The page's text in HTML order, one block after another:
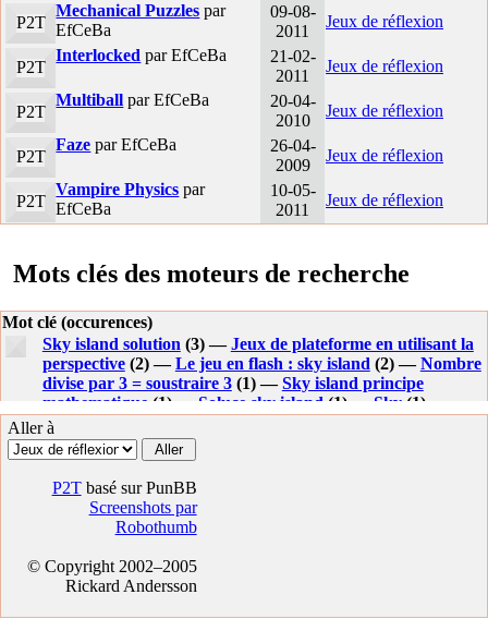
P2T
Mechanical Puzzles par
EfCeBa
09-08-
2011
Jeux de réflexion
P2T
Interlocked par EfCeBa
21-02-
2011
Jeux de réflexion
P2T
Multiball par EfCeBa
20-04-
2010
Jeux de réflexion
P2T
Faze par EfCeBa
26-04-
2009
Jeux de réflexion
P2T
Vampire Physics par
EfCeBa
10-05-
2011
Jeux de réflexion
Mots clés des moteurs de recherche
Mot clé (occurences)
Sky island solution (3) —Jeux de plateforme en utilisant la
perspective(2) —Le jeu en flash : sky island (2) —Nombre
divise par 3 = soustraire 3(1) —Sky island principe
mathematique (1) — Soluce sky island (1) — Sky(1) —
Aller à
P2Tbasé sur PunBB
Screenshots par
Robothumb
© Copyright 2002–2005
Rickard Andersson